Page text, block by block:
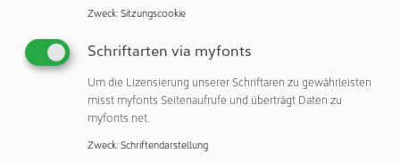
VDMA-Tages insbesondere von der Branchenexpertise der
Vortragenden sowie von fundierten Einschätzungen zu
aktuellen regulatorischen Entwicklungen. Der enge
Austausch ermöglichte es, konkrete Fragestellungen aus
dem Unternehmensalltag unmittelbar zu diskutieren und
sich frühzeitig auf sich verändernde regulatorische
Anforderungen einzustellen – unterstützt durch die
Zweck: Sitzungscookie
Schriftarten via myfonts
Um die Lizensierung unserer Schriftaren zu gewährleisten
misst myfonts Seitenaufrufe und überträgt Daten zu
myfonts.net.
Zweck: Schriftendarstellung